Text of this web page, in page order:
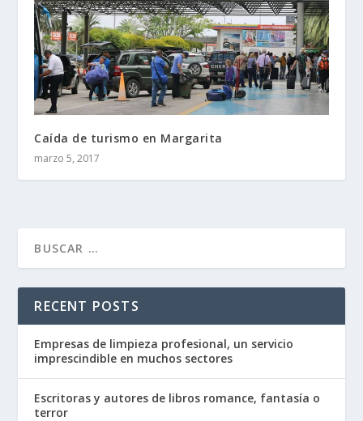
Caída de turismo en Margarita
marzo 5, 2017
RECENT POSTS
Empresas de limpieza profesional, un servicio
imprescindible en muchos sectores
Escritoras y autores de libros romance, fantasía o
terror